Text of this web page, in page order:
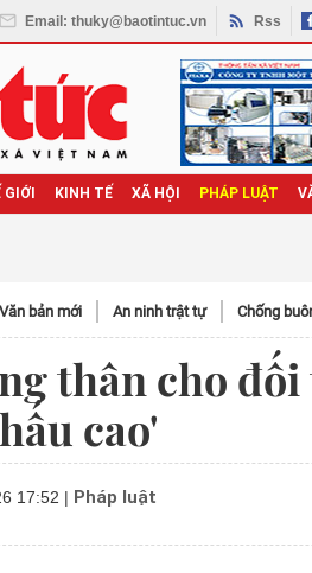
Email: thuky@baotintuc.vn Rss
GIỚI KINH TẾ XÃ HỘI PHÁP LUẬT
Văn bản mới An ninh trật tự Chống
thân cho
cao'
17:52 | Pháp luật